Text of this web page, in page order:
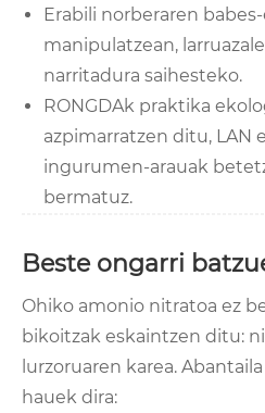
Erabili norberaren
manipulatzean,
narritadura saihesteko.
RONGDAk praktika
azpimarratzen ditu, LAN
ingurumen-arauak
bermatuz.
Beste ongarri
Ohiko amonio nitratoa ez
bikoitzak eskaintzen ditu:
lurzoruaren karea.
hauek dira: